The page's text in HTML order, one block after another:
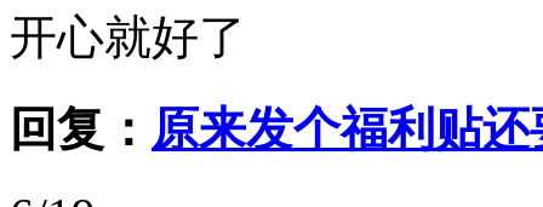
开心就好了
回复： 原来发个福利贴